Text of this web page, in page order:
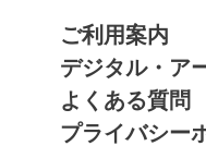
ご利用案内
デジタル・ア
よくある質問
プライバシー